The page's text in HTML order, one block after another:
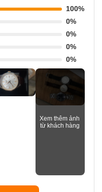
100%
0%
0%
0%
0%